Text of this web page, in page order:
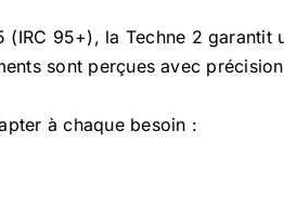
(IRC 95+), la Techne 2 garantit
sont perçues avec
à chaque besoin :